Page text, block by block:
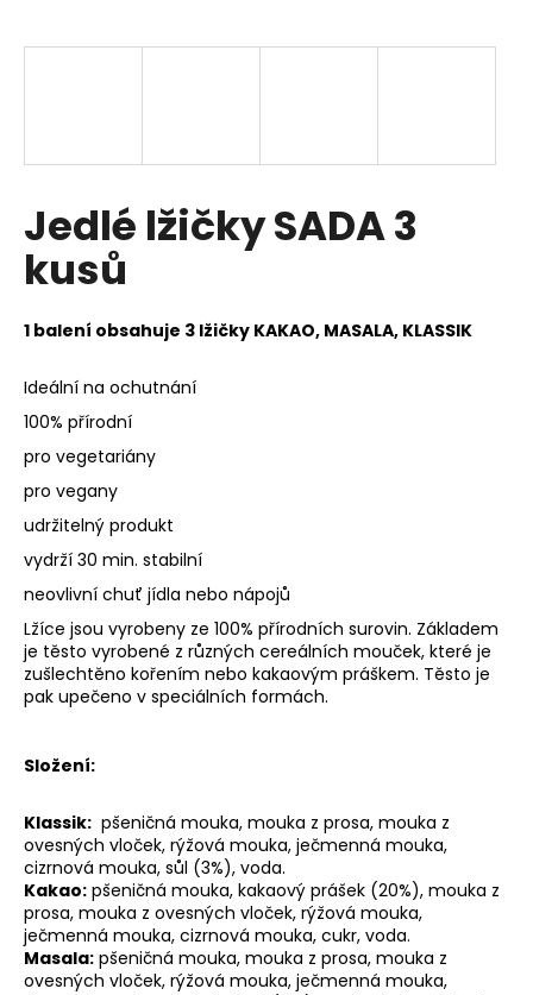
Jedlé lžičky SADA 3
kusů
1 balení obsahuje 3 lžičky KAKAO, MASALA, KLASSIK
Ideální na ochutnání
100% přírodní
pro vegetariány
pro vegany
udržitelný produkt
vydrží 30 min. stabilní
neovlivní chuť jídla nebo nápojů
Lžíce jsou vyrobeny ze 100% přírodních surovin. Základem
je těsto vyrobené z různých cereálních mouček, které je
zušlechtěno kořením nebo kakaovým práškem. Těsto je
pak upečeno v speciálních formách.
Složení:
Klassik: pšeničná mouka, mouka z prosa, mouka z
ovesných vloček, rýžová mouka, ječmenná mouka,
cizrnová mouka, sůl (3%), voda.
Kakao: pšeničná mouka, kakaový prášek (20%), mouka z
prosa, mouka z ovesných vloček, rýžová mouka,
ječmenná mouka, cizrnová mouka, cukr, voda.
Masala: pšeničná mouka, mouka z prosa, mouka z
ovesných vloček, rýžová mouka, ječmenná mouka,
j
?
D
p
o
r
u
č
u
j
e
m
e